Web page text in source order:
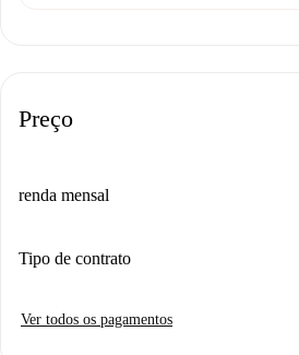
Preço
renda mensal
Tipo de contrato
Ver todos os pagamentos